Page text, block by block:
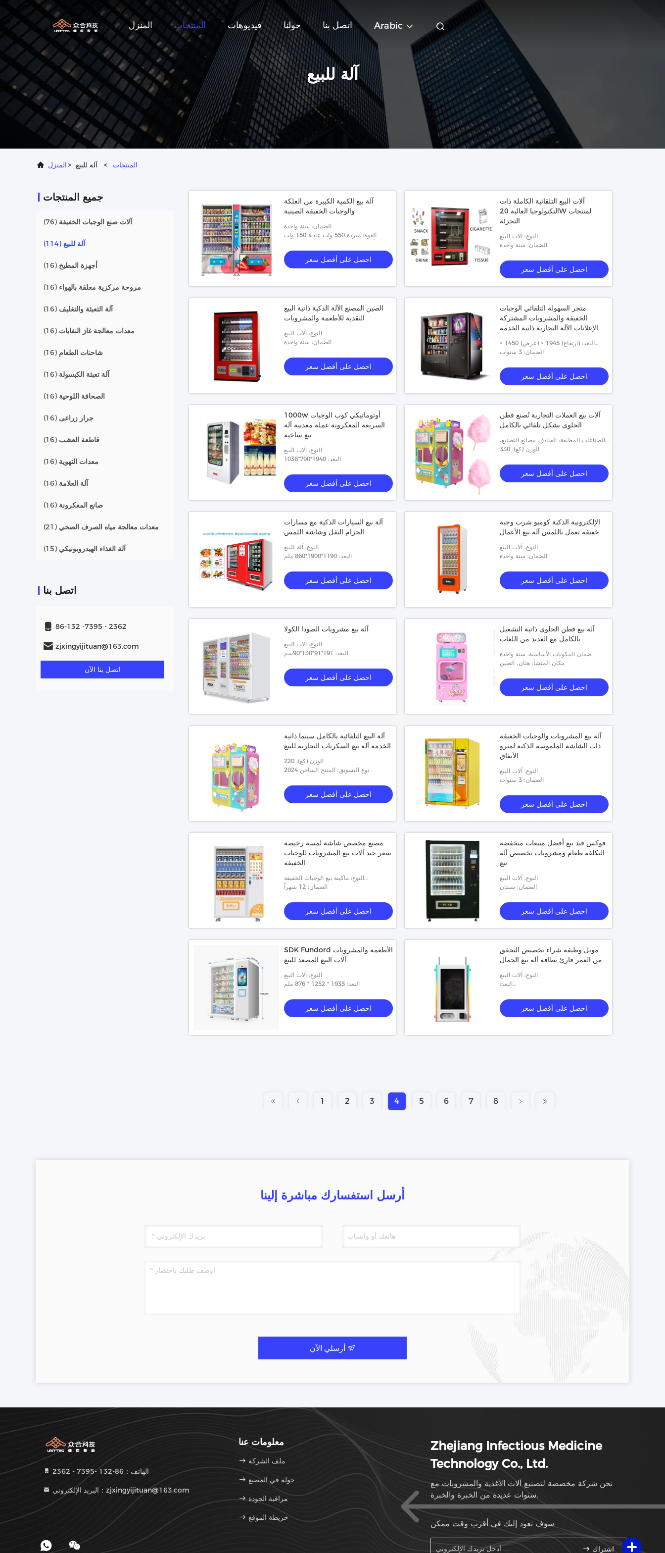
المنزل المنتجات فيديوهات حولنا اتصل بنا Arabic
آلة للبيع
المنزل> المنتجات > آلة للبيع
جميع المنتجات
آلات صنع الوجبات الخفيفة (76)
آلة للبيع (114)
أجهزة المطبخ (16)
مروحة مركزية معلقة بالهواء (16)
آلة التعبئة والتغليف (16)
معدات معالجة غاز النفايات (16)
شاحنات الطعام (16)
آلة تعبئة الكبسولة (16)
الصحافة اللوحية (16)
جرار زراعى (16)
قاطعة العشب (16)
معدات التهوية (16)
آلة العلامة (16)
صانع المعكرونة (16)
معدات معالجة مياه الصرف الصحي (21)
آلة الغذاء الهيدروبونيكي (15)
اتصل بنا
86-132 -7395 - 2362
zjxingyijituan@163.com
اتصل بنا الآن
آلة بيع الكمية الكبيرة من العلكة
والوجبات الخفيفة الصينية
الضمان: سنة واحدة
القوة: مبردة 550 وات عادية 150 وات
احصل على أفضل سعر
آلات البيع التلقائية الكاملة ذات
التكنولوجيا العالية 20W لمنتجات
التجزئة
النوع: آلات البيع
الضمان: سنة واحدة
احصل على أفضل سعر
الصين المصنع الآلة الذكية ذاتية البيع
النقدية للأطعمة والمشروبات
النوع: آلات البيع
الضمان: سنة واحدة
احصل على أفضل سعر
متجر السهولة التلقائي الوجبات
الخفيفة والمشروبات المشتركة
الإعلانات الآلة التجارية ذاتية الخدمة
البعد: (ارتفاع) 1945 × (عرض) 1450 ×
(عمق) 900 مم
الضمان: 3 سنوات
احصل على أفضل سعر
1000w أوتوماتيكي كوب الوجبات
السريعة المعكرونة عملة معدنية آلة
بيع ساخنة
النوع: آلات البيع
البعد: 1940*790*1036
احصل على أفضل سعر
آلات بيع العملات التجارية تُصنع قطن
الحلوى بشكل تلقائي بالكامل
الصناعات المطبقة: الفنادق، مصانع التصنيع،
مصانع الأغذية والمشروبات، المطاعم،
والمشروب
الوزن (كغ): 330
احصل على أفضل سعر
آلة بيع السيارات الذكية مع مسارات
الحزام النقل وشاشة اللمس
النوع: آلة للبيع
البعد: 1190*1900*860 ملم
احصل على أفضل سعر
الإلكترونية الذكية كومبو شرب وجبة
خفيفة تعمل باللمس آلة بيع الأعمال
النوع: آلات البيع
الضمان: سنة واحدة
احصل على أفضل سعر
آلة بيع مشروبات الصودا الكولا
النوع: آلات البيع
البعد: 191*91*130*90سم
احصل على أفضل سعر
آلة بيع قطن الحلوى ذاتية التشغيل
بالكامل مع العديد من اللغات
ضمان المكونات الأساسية: سنة واحدة
مكان المنشأ: هنان، الصين
احصل على أفضل سعر
آلة البيع التلقائية بالكامل سينما ذاتية
الخدمة آلة بيع السكريات التجارية للبيع
الوزن (كغ): 220
نوع التسويق: المنتج الساخن 2024
احصل على أفضل سعر
آلة بيع المشروبات والوجبات الخفيفة
ذات الشاشة الملموسة الذكية لمترو
الأنفاق
النوع: آلات البيع
الضمان: 3 سنوات
احصل على أفضل سعر
مصنع مخصص شاشة لمسة رخيصة
سعر جيد آلات بيع المشروبات للوجبات
الخفيفة
النوع: ماكينة بيع الوجبات الخفيفة
والمشروباتالضمان: 12 شهراً
احصل على أفضل سعر
فوكس فند بيع أفضل مبيعات منخفضة
التكلفة طعام ومشروبات تخصيص آلة
بيع
النوع: آلات البيع
الضمان: سنتان
احصل على أفضل سعر
SDK Fundord الأطعمة والمشروبات
آلات البيع المصعد للبيع
النوع: آلات البيع
البعد: 1935 * 1252 * 876 ملم
احصل على أفضل سعر
موتل وظيفة شراء تخصيص التحقق
من العمر قارئ بطاقة آلة بيع الجمال
النوع: آلات البيع
البعد:
احصل على أفضل سعر
1 2 3 4 5 6 7 8
أرسل استفسارك مباشرة إلينا
الهاتف：86-132 -7395 - 2362
البريد الإلكتروني：zjxingyijituan@163.com
معلومات عنا
ملف الشركة
جولة في المصنع
مراقبة الجودة
خريطة الموقع
Zhejiang Infectious Medicine
Technology Co., Ltd.
نحن شركة مخصصة لتصنيع آلات الأغذية والمشروبات مع
سنوات عديدة من الخبرة والخبرة.
سوف نعود إليك في أقرب وقت ممكن
اشتراك